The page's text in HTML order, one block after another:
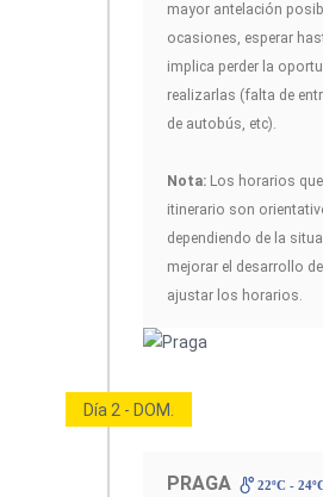
mayor antelación
ocasiones, esperar
implica perder la
realizarlas (falta de
de autobús, etc).
Nota: Los horarios
itinerario son
dependiendo de la
mejorar el desarrollo
ajustar los horarios.
Día 2 - DOM.
PRAGA 22ºC -